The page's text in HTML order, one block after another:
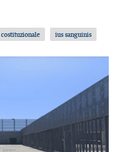
ius sanguinis